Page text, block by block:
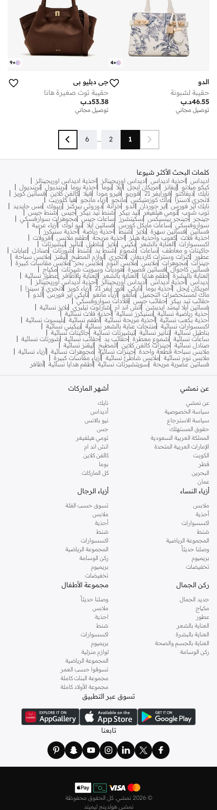
+
4
الدو
حقيبة لشبونة
د.ب46.55
توصيل مجاني
+
9
جي دبليو بي
حقيبة توت صغيرة هانا
د.ب53.38
توصيل مجاني
1
2
...
6
كلمات البحث الأكثر شيوعا
اديداس احذية اديداس اديداس اوريجينالز
احذية اديداس اوريجينالز
كيكو ميلانو
إيفانز امريكان ايجل ايلا بوما احذية بوما ترينديول ترينديول
نايك ديفاكتو فورايفر 21 فوريو فيرو مودا فيلا كالفن كلاين فساتين كويز
لانجري لاسنزا
ماك كوزمتيكس مانجو ازياء مانجو
هيا كلوزيت
نايك اير فورس
اير جوردان الدو خزانة دوروثي بيركنز ريبوك مس جايديد
توب شوب تومي هيلفيغر تيد بيكر شنط تيد بيكر جيس شنط جيس
جينجر
جينجر بيسيكس سكيتشرز ساعات جيس مجوهرات سوارفسكي
سواروفسكي
ساعات مايكل كورس فساتين ايلا نيو لوك أزياء عربية
فساتين
فساتين سهرة بلايز شنط احذية رياضة
احذية سنيكرز
احذية فلات كعوب واحذية هيلز احذية مريحة اطقم ملابس
افرولات
اكسسوارات
العناية بالشعر بكيني بلايز بناطيل تنانير
تيشيرتات
جاكيتات و معاطف
ساعات شموع شنط يد شنط شورتات صنادل
عبايات
عطور
كنزات وسترات كارديغان لانجري لوازم المطبخ ليقنز
ملابس سباحة
جينزات مجوهرات ملابس ملابس النوم ملابس بحر ملابس مقاسات كبيرة
فساتين كاجوال
فساتين قصيرة هوديات وسويت شيرتات مكياج
العناية بالبشرة أطقم هدايا العناية بالشعر العناية بالأظافر
عطور نسائية
أديداس أحذية أديداس أديداس أوريجينالز
أحذية أديداس أوريجينالز
أمريكان إيجل أحذية بوما نايكي فور إيفر 21 أزياء كويز
لانجري لا سينزا
ماك لمستحضرات التجميل مانغو أزياء مانغو نايكي اير فورس ألدو
حقائب تيد بيكر حقائب جيس
قلادات سواروفسكي
فساتين ايلا ليمتد ايديشن اتش اند ام شارلوت تيلبري بلايز نسائية
أحذية رياضية نسائية
سنيكرز نسائية أحذية فلات نسائية
أحذية بكعب نسائية أحذية مريحة نسائية أطقم نسائية بليسوت نسائية
اكسسوارات نسائية منتجات عناية بالشعر نسائية بيكيني نسائية
بناطيل نسائية تنانير نسائية تيشيرتات نسائية جاكيتات نسائية
ساعات نسائية
شموع معطرة حقائب يد حقائب نسائية
شورتات نسائية
صنادل نسائية جينزات كالفن كلاين المطبخ
ليقنز نسائية
ملابس سباحة قطعة واحدة جينزات نسائية مجوهرات نسائية أزياء نسائية
ملابس نوم نسائية ملابس شاطئ نسائية أزياء مقاسات كبيرة
فساتين عصرية مريحة
سويتشيرتات نسائية أطقم هدايا نسائية أظافر
عن نمشي
عن نمشي
سياسة الخصوصية
سياسة الاسترجاع
حقوق المستهلك
المملكة العربية السعودية
الإمارات العربية المتحدة
الكويت
قطر
البحرين
عمان
أشهر الماركات
نايك
أديداس
نيو بالانس
جس
تومي هيلفيغر
اتش اند ام
كالفن كلاين
بوما
كل الماركات
أزياء النساء
ملابس
أحذية
اكسسوارات
شنط
المجموعة الرياضية
وصلنا حديثاً
بريميوم
تخفيضات
أزياء الرجال
تسوق حسب الفئة
ملابس
أحذية
شنط
اكسسوارات
المجموعة الرياضية
ركن الوسامة
بريميوم
تخفيضات
ركن الجمال
جديد الجمال
مكياج
عطور
العناية بالشعر
العناية بالبشرة
العناية بالجسم والصحة
ركن الوسامة
مجموعة الأطفال
وصلنا حديثاً
ملابس
احذية
شنط
اكسسوارات
بريميوم
لوازم منزلية
المجموعة الرياضية
تسوقوا حسب العمر
مجموعة البنات كاملة
مجموعة الأولاد كاملة
تسوق عبر التطبيق
تابعنا
© 2026 نمشي. كل الحقوق محفوظة
نمشي هولدينج ليميتد